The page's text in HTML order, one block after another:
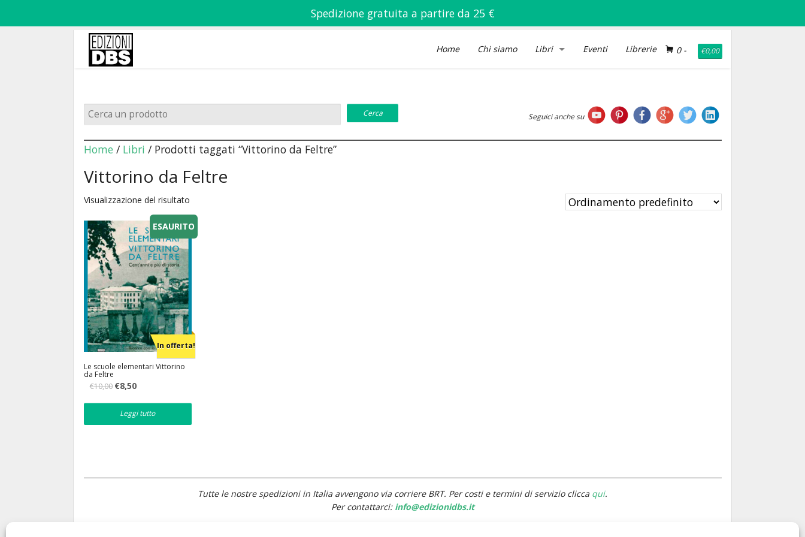
Spedizione gratuita a partire da 25 €
0- €0,00
Home Chi siamo Libri Eventi Librerie
Seguici anche su
Home/ Libri / Prodotti taggati “Vittorino da Feltre”
Vittorino da Feltre
Visualizzazione del risultato
In offerta!
ESAURITO
Le scuole elementari Vittorino
da Feltre
€10,00 Il
originale
era:
€8,50Il
attuale
è:
Leggi tutto
Tutte le nostre spedizioni in Italia avvengono via corriere BRT. Per costi e termini di servizio clicca qui.
Per contattarci: info@edizionidbs.it